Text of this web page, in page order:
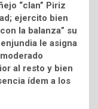
“clan” Piriz
ejercito bien
la balanza” su
le asigna
al resto y bien
ídem a los